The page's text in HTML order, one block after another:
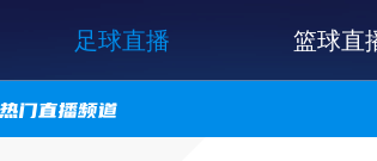
足球直播 篮球直